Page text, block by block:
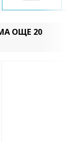
ОЩЕ 20